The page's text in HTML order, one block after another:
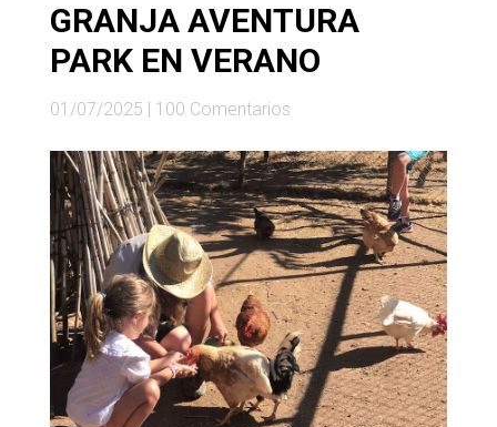
GRANJA AVENTURA
PARK EN VERANO
01/07/2025 100 Comentarios